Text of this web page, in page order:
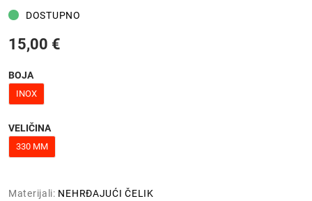
DOSTUPNO
15,00 €
BOJA
INOX
VELIČINA
330 MM
Materijali: NEHRĐAJUĆI ČELIK